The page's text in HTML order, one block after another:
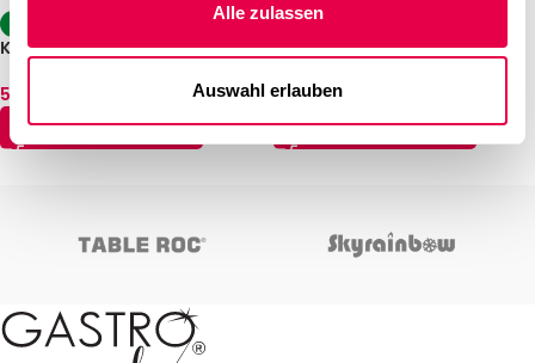
Alle zulassen
Auswahl erlauben
Konferenztisch Pablo CR
59,44
(inkl. MwSt.)
AUSFÜHRUNG WÄHLEN
-39%
Konferenztisch Pablo AL
65,39€
AUSFÜHRUNG WÄHLEN